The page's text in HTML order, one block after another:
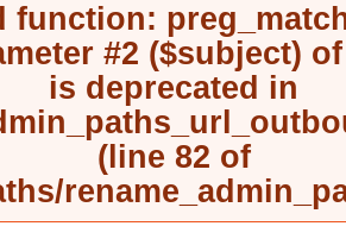
function:
#2 ($subject)
is deprecated in
(line82of